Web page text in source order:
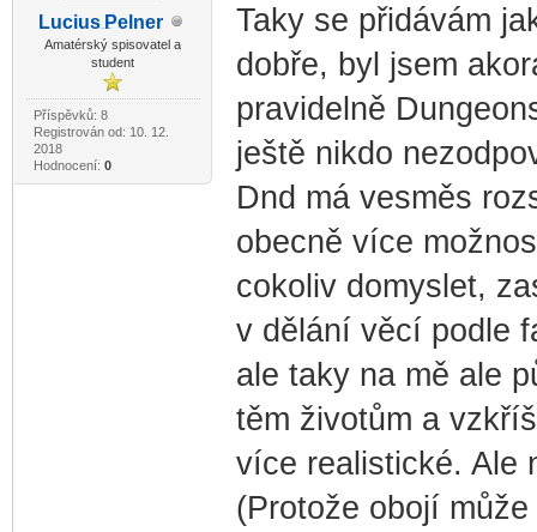
LuciusPelner
Amatérský spisovatel a
student
Příspěvků: 8
Registrován od: 10. 12.
2018
Hodnocení: 0
Taky se přidávám
dobře, byl jsem
pravidelně
ještě nikdo
Dnd má vesměs
obecně více
cokoliv domyslet,
v dělání věcí podle
ale taky na mě ale
těm životům a
více realistické. Ale
(Protože obojí